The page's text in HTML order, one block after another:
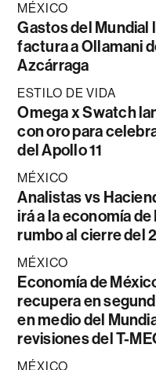
MÉXICO
Gastos del Mundial
factura a Ollamani
Azcárraga
ESTILO DE VIDA
Omega x Swatch
con oro para
del Apollo 11
MÉXICO
Analistas vs
irá a la economía
rumbo al cierre del
MÉXICO
Economía de
recupera en
en medio del
revisiones del T-
MÉXICO